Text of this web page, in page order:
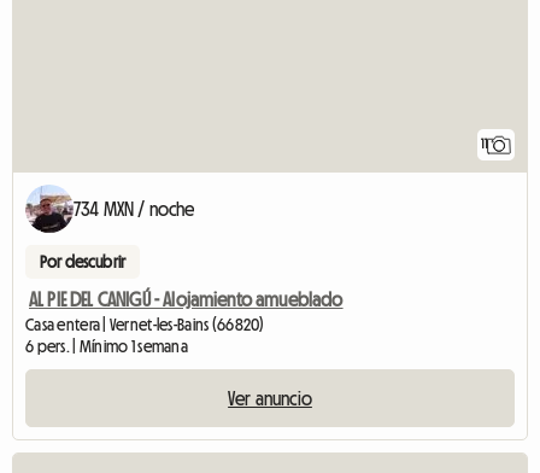
11
734 MXN / noche
Por descubrir
AL PIE DEL CANIGÚ - Alojamiento amueblado
Casa entera | Vernet-les-Bains (66820)
6 pers. | Mínimo 1 semana
Ver anuncio